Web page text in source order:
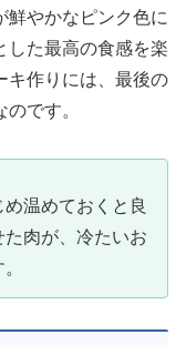
鮮やかなピンク色に
した最高の食感を楽
キ作りには、最後の
です。
温めておくと良
肉が、冷たいお